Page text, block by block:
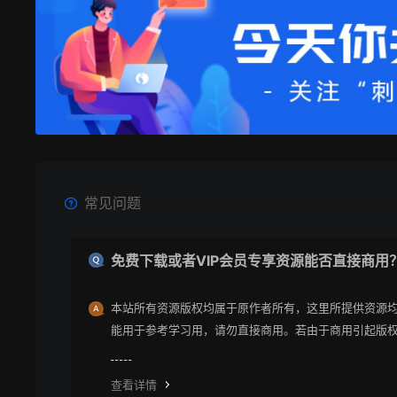
常见问题
免费下载或者VIP会员专享资源能否直接商用
本站所有资源版权均属于原作者所有，这里所提供资源
能用于参考学习用，请勿直接商用。若由于商用引起版
查看详情